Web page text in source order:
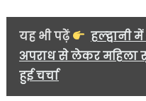
यह भी पढ़ें
हल्द्वानी
अपराध से लेकर महिला
हुई चर्चा